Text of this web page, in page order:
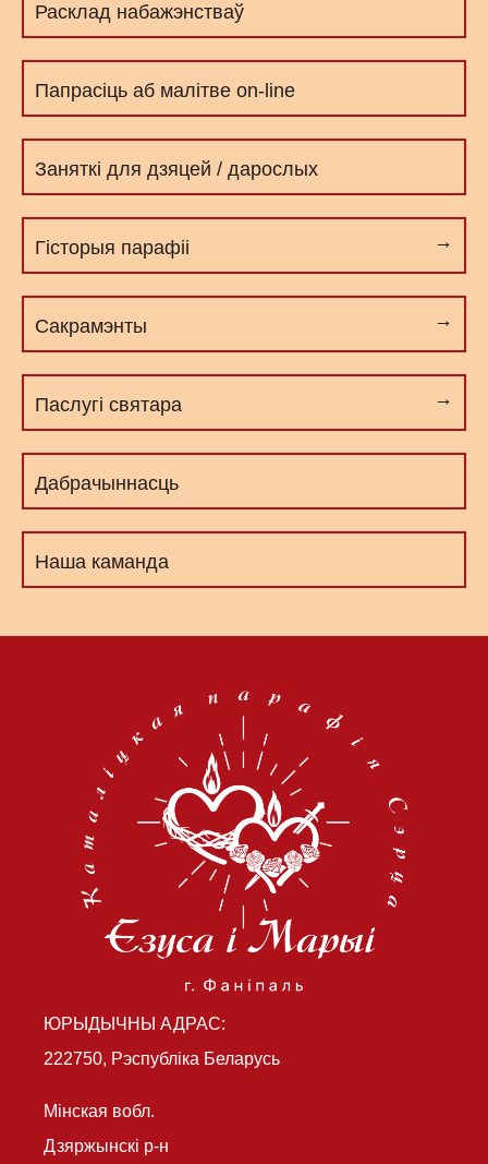
Расклад набажэнстваў
Папрасіць аб малітве on-line
Заняткі для дзяцей / дарослых
Гісторыя парафіі
Сакрамэнты
Паслугі cвятара
Дабрачыннасць
Наша каманда
ЮРЫДЫЧНЫ АДРАС:
222750, Рэспубліка Беларусь
Мінская вобл.
Дзяржынскі р-н